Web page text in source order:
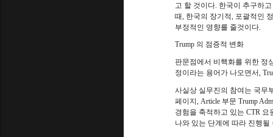
고 할 것이다. 한국이 추구하
때 한국의 장기적 포괄적인
부정적인 영향를 줄것이다.
Trump 의 점증적 변화
판문점에서 비핵화를 위한 정
정이라는 용어가 나오면서,
사실상 실무진의 참여는 국무
페이지, Article 부문 Trump
경험을 축적하고 있는 CTR 요
나와 있는 단계에 따라 진행될